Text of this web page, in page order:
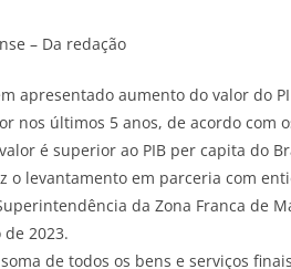
– Da redação
apresentado aumento do valor do
nos últimos 5 anos, de acordo com
valor é superior ao PIB per capita do
o levantamento em parceria com
da Zona Franca de
de 2023.
soma de todos os bens e serviços